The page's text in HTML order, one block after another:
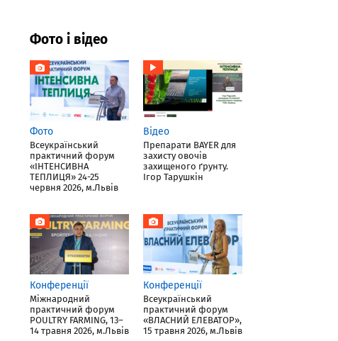
Фото і відео
Фото
Всеукраїнський
практичний форум
«ІНТЕНСИВНА
ТЕПЛИЦЯ» 24-25
червня 2026, м.Львів
Відео
Препарати BAYER для
захисту овочів
захищеного ґрунту.
Ігор Тарушкін
Конференції
Міжнародний
практичний форум
POULTRY FARMING, 13–
14 травня 2026, м.Львів
Конференції
Всеукраїнський
практичний форум
«ВЛАСНИЙ ЕЛЕВАТОР»,
15 травня 2026, м.Львів